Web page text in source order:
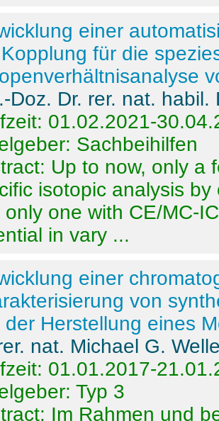
einer
für die
Doz. Dr. rer. nat.
01.02.2021-
Sachbeihilfen
Up to now, only a
isotopic analysis
only one with CE/MC-
in vary ...
einer
von
der Herstellung eines
nat. Michael G.
01.01.2017-
Typ 3
Im Rahmen und